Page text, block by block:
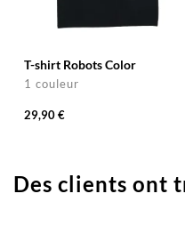
T-shirt Robots Color
1 couleur
29,90 €
Des clients ont